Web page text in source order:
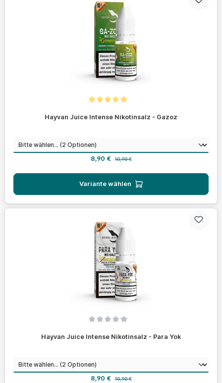
Hayvan Juice Intense Nikotinsalz - Gazoz
Nikotinstärkeauswählen
Verkaufspreis:
8,90 € 10,90 €
Variante wählen
Hayvan Juice Intense Nikotinsalz - Para Yok
Nikotinstärkeauswählen
Verkaufspreis:
8,90 € Regulärer Preis:
10,90 €